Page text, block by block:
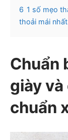
6 1 số mẹo
thoải mái
Chuẩn
giày
chuẩn